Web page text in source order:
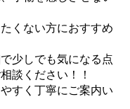
くない方におすすめ
少しでも気になる点
談ください！！
すく丁寧にご案内い